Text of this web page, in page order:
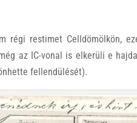
régi restimet Celldömölkön,
az IC-vonal is elkerüli e
fellendülését).